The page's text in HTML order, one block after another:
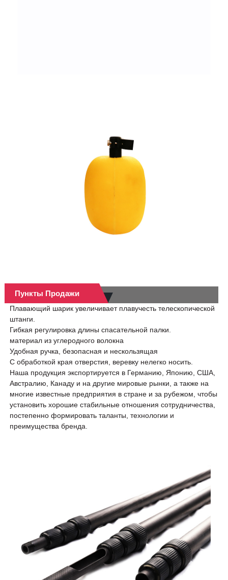
Пункты Продажи
Плавающий шарик увеличивает плавучесть телескопической
штанги.
Гибкая регулировка длины спасательной палки.
материал из углеродного волокна
Удобная ручка, безопасная и нескользящая
С обработкой края отверстия, веревку нелегко носить.
Наша продукция экспортируется в Германию, Японию, США,
Австралию, Канаду и на другие мировые рынки, а также на
многие известные предприятия в стране и за рубежом, чтобы
установить хорошие стабильные отношения сотрудничества,
постепенно формировать таланты, технологии и
преимущества бренда.